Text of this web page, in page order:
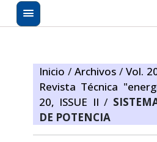
Inicio / Archivos / Vol.
Revista Técnica
20, ISSUE II/
DE POTENCIA